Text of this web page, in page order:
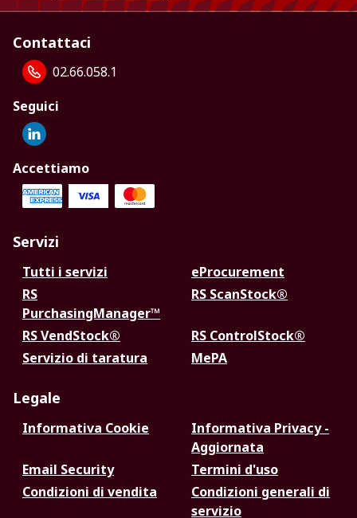
Contattaci
02.66.058.1
Seguici
Accettiamo
Servizi
Tutti i servizi
eProcurement
RS
PurchasingManager™
RS ScanStock®
RS VendStock®
RS ControlStock®
Servizio di taratura
MePA
Legale
Informativa Cookie
Informativa Privacy -
Aggiornata
Email Security
Termini d'uso
Condizioni di vendita
Condizioni generali di
servizio